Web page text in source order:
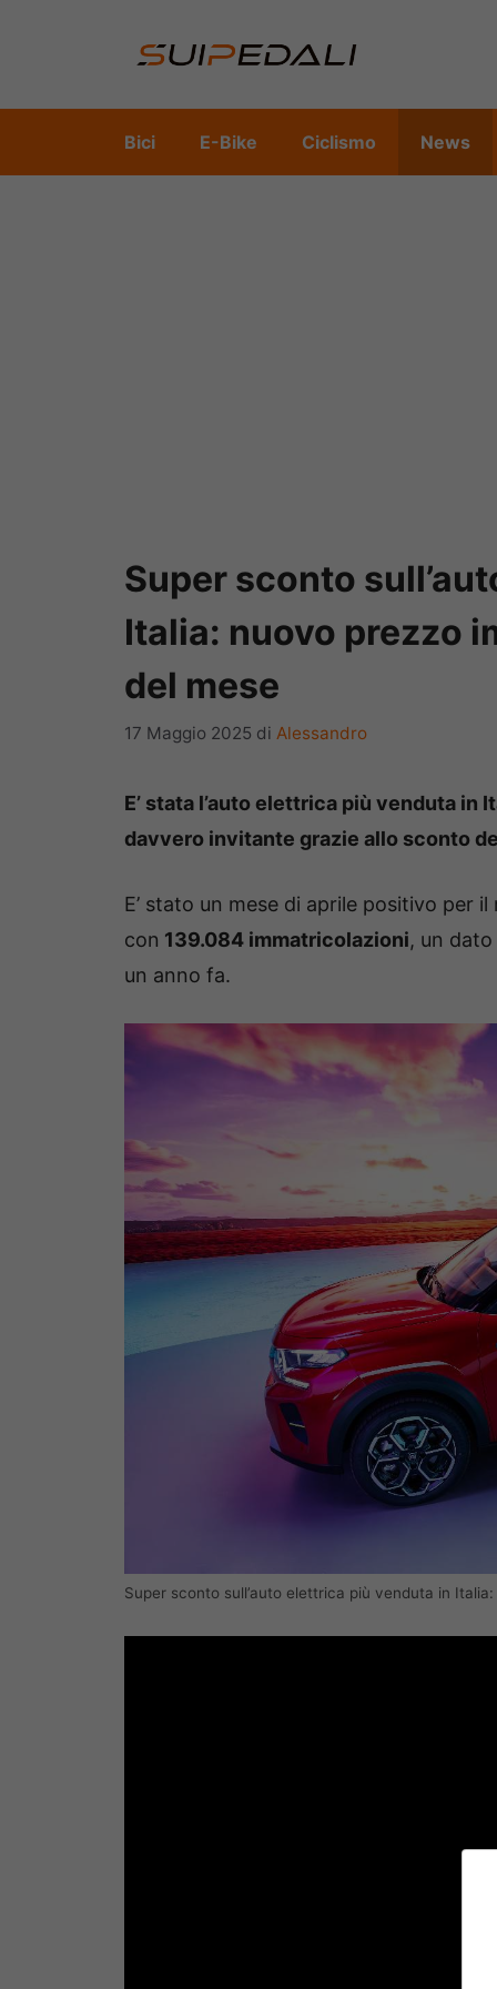
Bici E-Bike Ciclismo News
Super sconto
Italia: nuovo prezzo
del mese
17 Maggio 2025 di Alessandro
E’ stata l’auto elettrica più venduta in
davvero invitante grazie allo sconto
E’ stato un mese di aprile positivo per
con 139.084 immatricolazioni, un
un anno fa.
Super sconto sull’auto elettrica più venduta in